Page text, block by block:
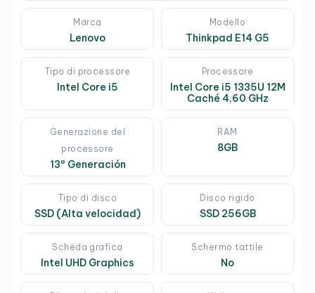
Marca
Lenovo
Modello
Thinkpad E14 G5
Tipo di processore
Intel Core i5
Processore
Intel Core i5 1335U 12M
Caché 4,60 GHz
Generazione del
processore
13º Generación
RAM
8GB
Tipo di disco
SSD (Alta velocidad)
Disco rigido
SSD 256GB
Scheda grafica
Intel UHD Graphics
Schermo tattile
No